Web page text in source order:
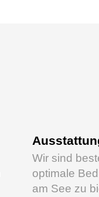
Wir sind
optimale
am See zu